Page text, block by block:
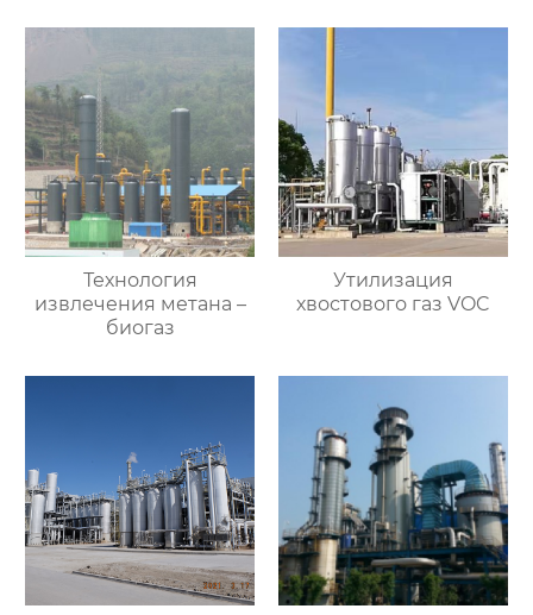
Технология
извлечения метана –
биогаз
Утилизация
хвостового газ VOC